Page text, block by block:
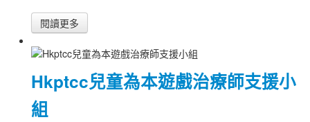
閱讀更多
Hkptcc兒童為本遊戲治療師支援小
組